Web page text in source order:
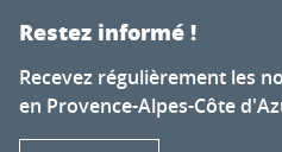
Restez informé !
Recevez régulièrement les
en Provence-Alpes-Côte